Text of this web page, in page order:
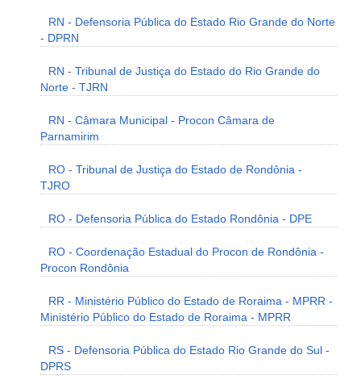
RN - Defensoria Pública do Estado Rio Grande do Norte
- DPRN
RN - Tribunal de Justiça do Estado do Rio Grande do
Norte - TJRN
RN - Câmara Municipal - Procon Câmara de
Parnamirim
RO - Tribunal de Justiça do Estado de Rondônia -
TJRO
RO - Defensoria Pública do Estado Rondônia - DPE
RO - Coordenação Estadual do Procon de Rondônia -
Procon Rondônia
RR - Ministério Público do Estado de Roraima - MPRR -
Ministério Público do Estado de Roraima - MPRR
RS - Defensoria Pública do Estado Rio Grande do Sul -
DPRS